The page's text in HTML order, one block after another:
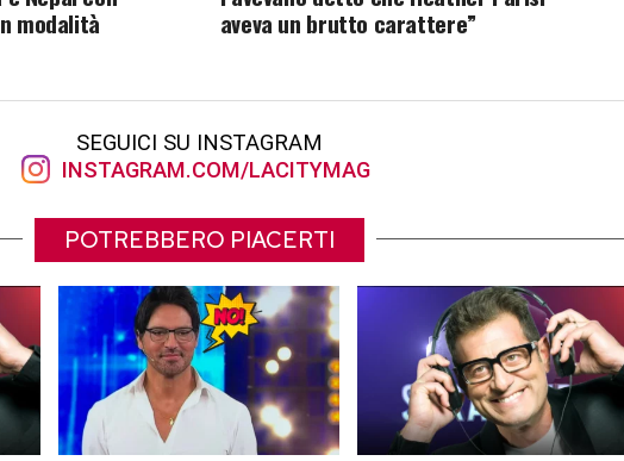
aveva un brutto carattere”
modalità
SEGUICI SU INSTAGRAM
INSTAGRAM.COM/LACITYMAG
POTREBBERO PIACERTI